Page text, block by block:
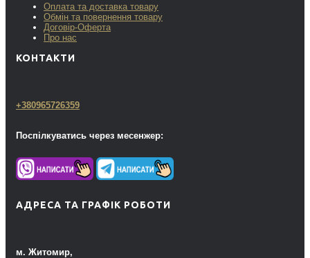
Оплата та доставка товару
Обмін та повернення товару
Договір-Оферта
Про нас
КОНТАКТИ
+380965726359
Поспілкуватись через месенжер:
АДРЕСА ТА ГРАФІК РОБОТИ
м. Житомир,